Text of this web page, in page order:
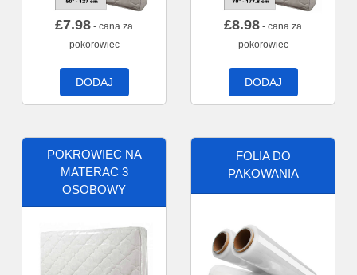
£7.98 - cana za
pokorowiec
DODAJ
£8.98 - cana za
pokorowiec
DODAJ
POKROWIEC NA
MATERAC 3
OSOBOWY
FOLIA DO
PAKOWANIA